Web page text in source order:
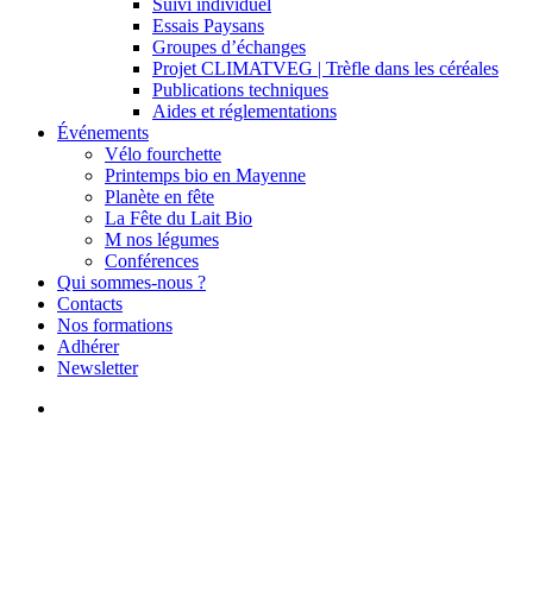
Suivi individuel
Essais Paysans
Groupes d’échanges
Projet CLIMATVEG | Trèfle dans les céréales
Publications techniques
Aides et réglementations
Événements
Vélo fourchette
Printemps bio en Mayenne
Planète en fête
La Fête du Lait Bio
M nos légumes
Conférences
Qui sommes-nous ?
Contacts
Nos formations
Adhérer
Newsletter